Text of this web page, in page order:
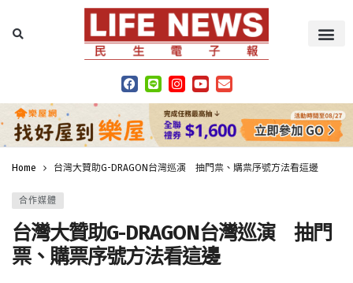
Home 台灣大贊助G-DRAGON台灣巡演 抽門票、購票序號方法看這邊
合作媒體
台灣大贊助G-DRAGON台灣巡演 抽門
票、購票序號方法看這邊